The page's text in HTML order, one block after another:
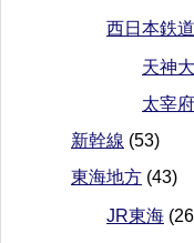
西日本鉄道
天神
太宰
新幹線 (53)
東海地方 (43)
JR東海